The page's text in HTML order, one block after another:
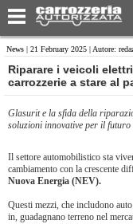
News | 21 February 2025 | Autore:
​Riparare i veicoli
carrozzerie a stare al
Glasurit e la sfida della
soluzioni innovative per il
Il settore automobilistico sta
cambiamento con la crescente
Nuova Energia (NEV).
Questi mezzi, che includono
in, guadagnano terreno nel